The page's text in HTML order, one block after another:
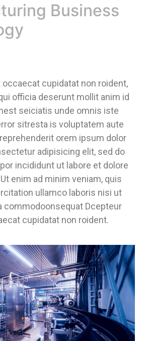
Business
cupidatat non roident,
officia deserunt mollit anim id
seiciatis unde omnis iste
sitresta is voluptatem aute
orem ipsum dolor
adipisicing elit, sed do
incididunt ut labore et dolore
enim ad minim veniam, quis
ullamco laboris nisi ut
commodoonsequat Dcepteur
cupidatat non roident.